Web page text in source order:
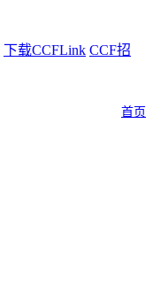
下载CCFLink CCF招
首页